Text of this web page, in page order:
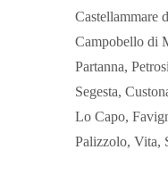
Castellammare
Campobello di
Partanna,
Segesta,
Lo Capo,
Palizzolo, Vita,